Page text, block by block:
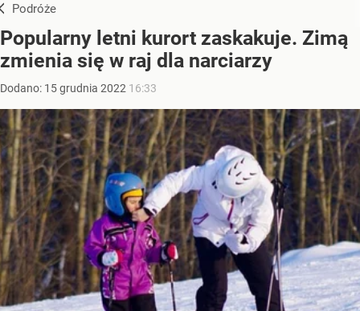
Podróże
Popularny letni kurort zaskakuje. Zimą
zmienia się w raj dla narciarzy
Dodano: 15grudnia 2022 16:33